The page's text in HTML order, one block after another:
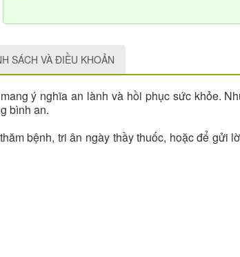
SÁCH VÀ ĐIỀU KHOẢN
ý nghĩa an lành và hồi phục sức khỏe.
bình an.
bệnh, tri ân ngày thầy thuốc, hoặc để gửi